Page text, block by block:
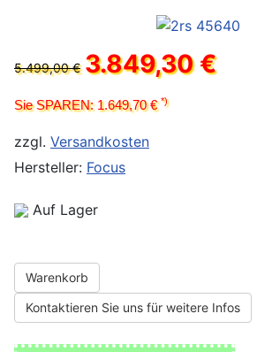
5.499,00 € 3.849,30 €
Sie SPAREN: 1.649,70 €*)
zzgl. Versandkosten
Hersteller: Focus
Auf Lager
Warenkorb
Kontaktieren Sie uns für weitere Infos